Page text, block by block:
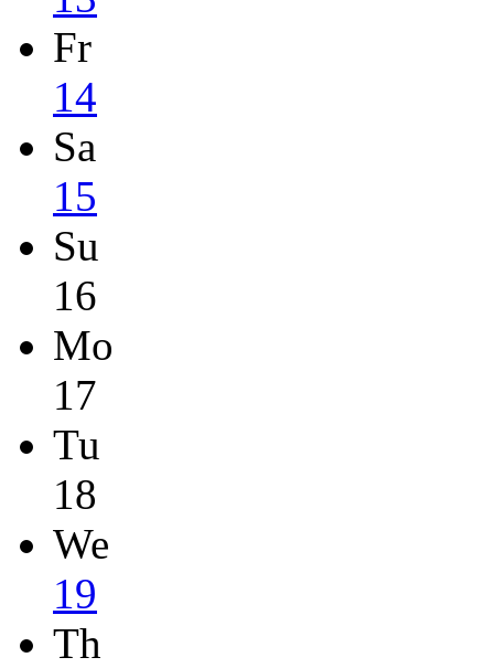
Fr
14
Sa
15
Su
16
Mo
17
Tu
18
We
19
Th